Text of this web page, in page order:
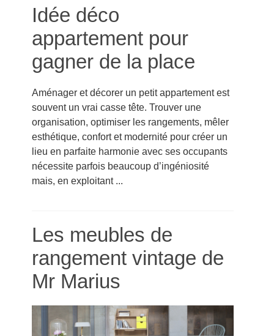
Idée déco
appartement pour
gagner de la place
Aménager et décorer un petit appartement est
souvent un vrai casse tête. Trouver une
organisation, optimiser les rangements, mêler
esthétique, confort et modernité pour créer un
lieu en parfaite harmonie avec ses occupants
nécessite parfois beaucoup d’ingéniosité
mais, en exploitant ...
Les meubles de
rangement vintage de
Mr Marius